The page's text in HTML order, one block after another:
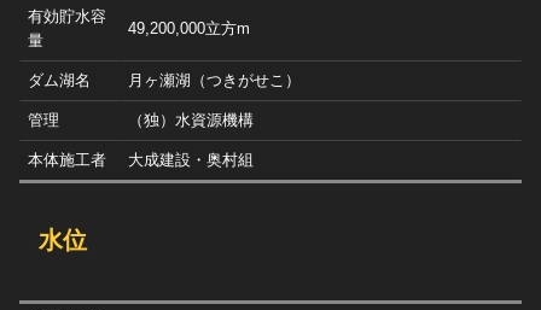
有効貯水容
量
49,200,000立方m
ダム湖名 月ヶ瀬湖（つきがせこ）
管理 （独）水資源機構
本体施工者 大成建設・奥村組
水位